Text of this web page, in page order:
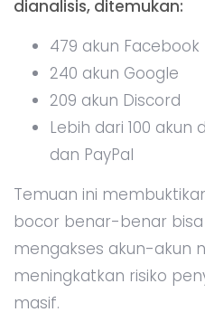
dianalisis, ditemukan:
479 akun Facebook
240 akun Google
209 akun Discord
Lebih dari 100 akun
dan PayPal
Temuan ini
bocor benar-benar
mengakses akun-akun
meningkatkan risiko
masif.